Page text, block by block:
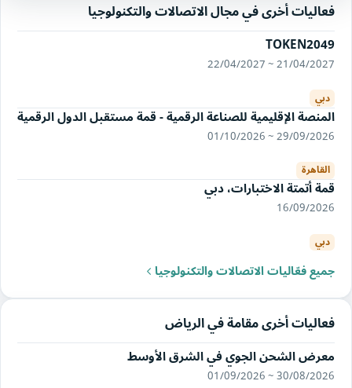
فعاليات أخرى في مجال الاتصالات والتكنولوجيا
TOKEN2049
21/04/2027 ~ 22/04/2027
دبي
المنصة الإقليمية للصناعة الرقمية - قمة مستقبل الدول الرقمية
29/09/2026 ~ 01/10/2026
القاهرة
قمة أتمتة الاختبارات، دبي
16/09/2026
دبي
جميع فعّاليات الاتصالات والتكنولوجيا
فعاليات أخرى مقامة في الرياض
معرض الشحن الجوي في الشرق الأوسط
30/08/2026 ~ 01/09/2026